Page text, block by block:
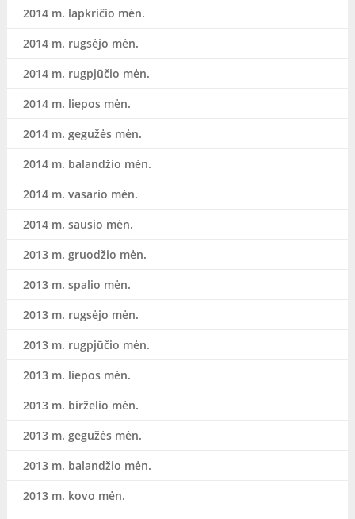
2014 m. lapkričio mėn.
2014 m. rugsėjo mėn.
2014 m. rugpjūčio mėn.
2014 m. liepos mėn.
2014 m. gegužės mėn.
2014 m. balandžio mėn.
2014 m. vasario mėn.
2014 m. sausio mėn.
2013 m. gruodžio mėn.
2013 m. spalio mėn.
2013 m. rugsėjo mėn.
2013 m. rugpjūčio mėn.
2013 m. liepos mėn.
2013 m. birželio mėn.
2013 m. gegužės mėn.
2013 m. balandžio mėn.
2013 m. kovo mėn.